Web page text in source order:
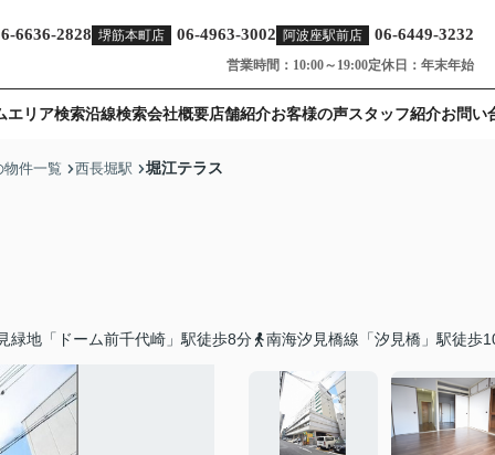
6636-2828 堺筋本町店 06-4963-3002 阿波座駅前店 06-6449-3232
営業時間：10:00～19:00定休日：年末年始
エリア検索沿線検索会社概要店舗紹介お客様の声スタッフ紹介お問い
物件一覧 西長堀駅 堀江テラス
緑地「ドーム前千代崎」駅徒歩8分 南海汐見橋線「汐見橋」駅徒歩